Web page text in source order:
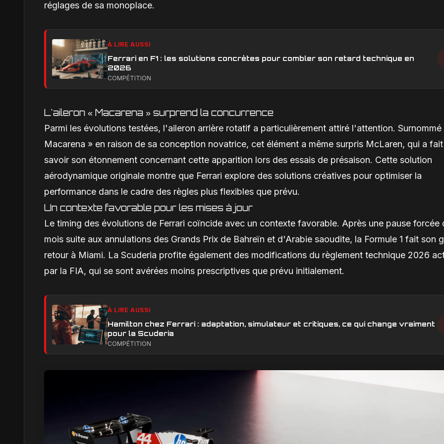
réglages de sa monoplace.
À LIRE AUSSI
Ferrari en F1 : les solutions concrètes pour combler son retard technique en
2026
COMPÉTITION
L'aileron « Macarena » surprend la concurrence
Parmi les évolutions testées, l'aileron arrière rotatif a particulièrement attiré l'attention. Surnommé
Macarena » en raison de sa conception novatrice, cet élément a même surpris McLaren, qui a fait
savoir son étonnement concernant cette apparition lors des essais de présaison. Cette solution
aérodynamique originale montre que Ferrari explore des solutions créatives pour optimiser la
performance dans le cadre des règles plus flexibles que prévu.
Un contexte favorable pour les mises à jour
Le timing des évolutions de Ferrari coïncide avec un contexte favorable. Après une pause forcée
mois suite aux annulations des Grands Prix de Bahreïn et d'Arabie saoudite, la Formule 1 fait son
retour à Miami. La Scuderia profite également des modifications du règlement technique 2026
par la FIA, qui se sont avérées moins prescriptives que prévu initialement.
À LIRE AUSSI
Hamilton chez Ferrari : adaptation, simulateur et critiques, ce qui change vraiment
pour la Scuderia
COMPÉTITION